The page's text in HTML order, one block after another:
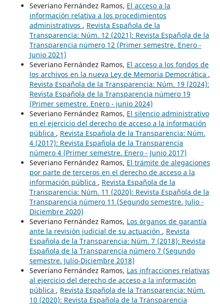
Severiano Fernández Ramos, El acceso a la
información relativa a los procedimientos
administrativos , Revista Española de la
Transparencia: Núm. 12 (2021): Revista Española de la
Transparencia número 12 (Primer semestre. Enero -
Junio 2021)
Severiano Fernández Ramos, El acceso a los fondos de
los archivos en la nueva Ley de Memoria Democrática ,
Revista Española de la Transparencia: Núm. 19 (2024):
Revista Española de la Transparencia número 19
(Primer semestre. Enero - junio 2024)
Severiano Fernández Ramos, El silencio administrativo
en el ejercicio del derecho de acceso a la información
pública , Revista Española de la Transparencia: Núm.
4 (2017): Revista Española de la Transparencia
número 4 (Primer semestre. Enero - Junio 2017)
Severiano Fernández Ramos, El trámite de alegaciones
por parte de terceros en el derecho de acceso a la
información pública , Revista Española de la
Transparencia: Núm. 11 (2020): Revista Española de la
Transparencia número 11 (Segundo semestre. Julio -
Diciembre 2020)
Severiano Fernández Ramos, Los órganos de garantía
ante la revisión judicial de su actuación , Revista
Española de la Transparencia: Núm. 7 (2018): Revista
Española de la Transparencia número 7 (Segundo
semestre. Julio-Diciembre 2018)
Severiano Fernández Ramos, Las infracciones relativas
al ejercicio del derecho de acceso a la información
pública , Revista Española de la Transparencia: Núm.
10 (2020): Revista Española de la Transparencia